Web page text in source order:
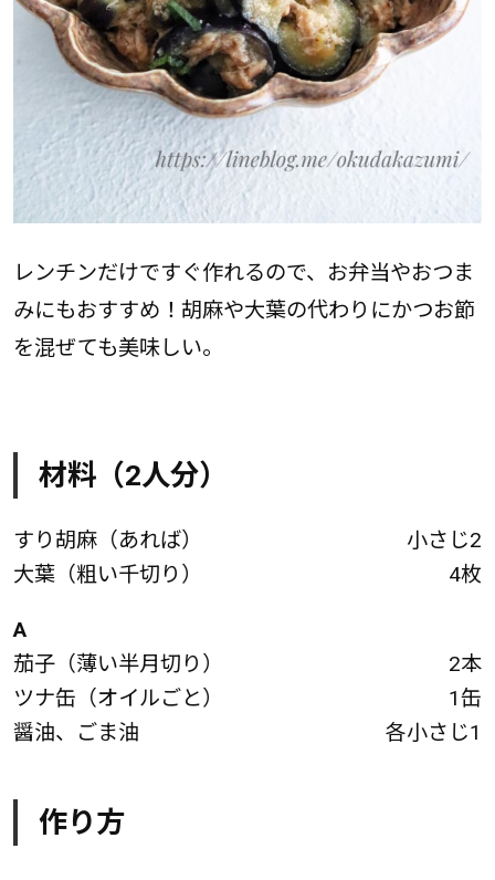
レンチンだけですぐ作れるので、お弁当やおつま
みにもおすすめ！胡麻や大葉の代わりにかつお節
を混ぜても美味しい。
材料（2人分）
すり胡麻（あれば）
小さじ2
大葉（粗い千切り）
4枚
A
茄子（薄い半月切り）
2本
ツナ缶（オイルごと）
1缶
醤油、ごま油
各小さじ1
作り方